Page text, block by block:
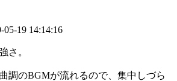
05-19 14:14:16
さ。
調のBGMが流れるので、集中しづら